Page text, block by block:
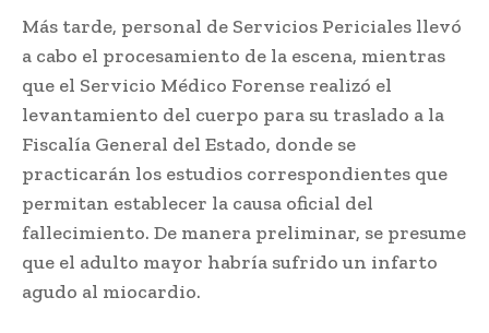
Más tarde, personal de Servicios Periciales llevó
a cabo el procesamiento de la escena, mientras
que el Servicio Médico Forense realizó el
levantamiento del cuerpo para su traslado a la
Fiscalía General del Estado, donde se
practicarán los estudios correspondientes que
permitan establecer la causa oficial del
fallecimiento. De manera preliminar, se presume
que el adulto mayor habría sufrido un infarto
agudo al miocardio.